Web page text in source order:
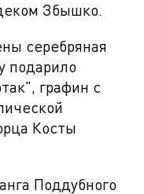
Збышко.
серебряная
подарило
графин с
Косты
Поддубного